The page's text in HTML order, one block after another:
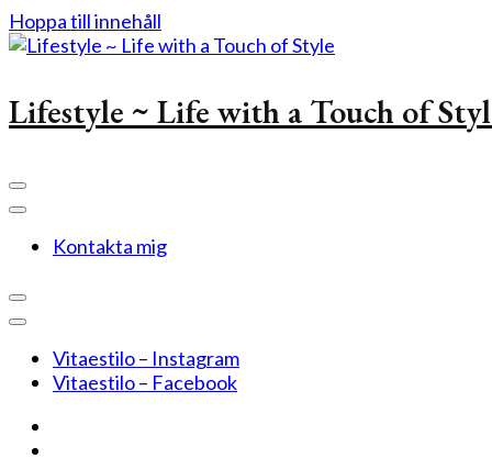
Hoppa till innehåll
Lifestyle ~ Life with a Touch of
Kontakta mig
Vitaestilo – Instagram
Vitaestilo – Facebook